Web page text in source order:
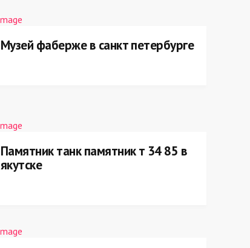
Музей фаберже в санкт петербурге
Памятник танк памятник т 34 85 в
якутске